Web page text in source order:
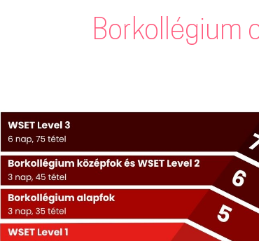
Borkollégium